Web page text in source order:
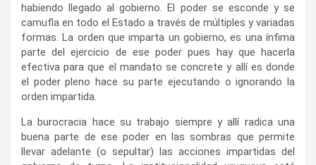
habiendo llegado al gobierno. El poder se esconde y se
camufla en todo el Estado a través de múltiples y variadas
formas. La orden que imparta un gobierno, es una ínfima
parte del ejercicio de ese poder pues hay que hacerla
efectiva para que el mandato se concrete y allí es donde
el poder pleno hace su parte ejecutando o ignorando la
orden impartida.
La burocracia hace su trabajo siempre y allí radica una
buena parte de ese poder en las sombras que permite
llevar adelante (o sepultar) las acciones impartidas del